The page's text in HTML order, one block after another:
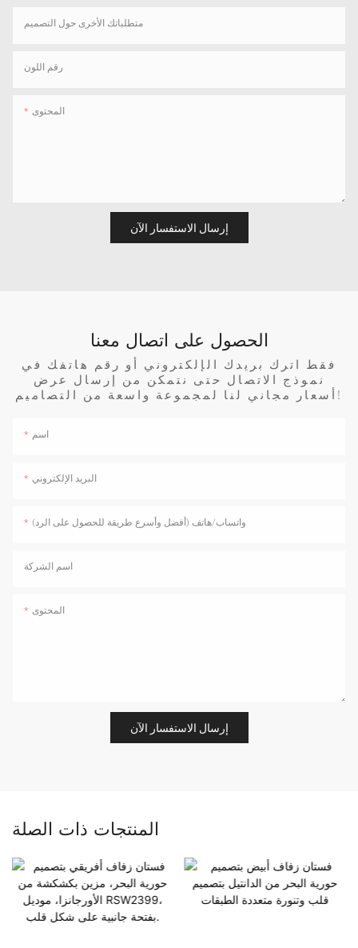
متطلباتك الأخرى حول التصميم
رقم اللون
المحتوى
إرسال الاستفسار الآن
الحصول على اتصال معنا
فقط اترك بريدك الإلكتروني أو رقم هاتفك في
نموذج الاتصال حتى نتمكن من إرسال عرض
أسعار مجاني لنا لمجموعة واسعة من التصاميم!
اسم
البريد الإلكتروني
واتساب/هاتف (أفضل وأسرع طريقة للحصول على الرد)
اسم الشركة
المحتوى
إرسال الاستفسار الآن
المنتجات ذات الصلة